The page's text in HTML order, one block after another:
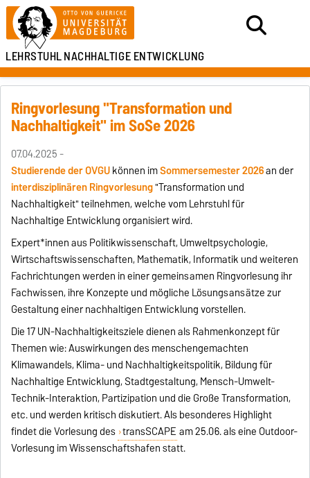
LEHRSTUHLNACHHALTIGE ENTWICKLUNG
Ringvorlesung "Transformation und
Nachhaltigkeit" im SoSe 2026
07.04.2025 -
Studierende der OVGUkönnen imSommersemester 2026an der
interdisziplinären Ringvorlesung"Transformation und
Nachhaltigkeit" teilnehmen, welche vom Lehrstuhl für
Nachhaltige Entwicklung organisiert wird.
Expert*innen aus Politikwissenschaft, Umweltpsychologie,
Wirtschaftswissenschaften, Mathematik, Informatik und weiteren
Fachrichtungen werden in einer gemeinsamen Ringvorlesung ihr
Fachwissen, ihre Konzepte und mögliche Lösungsansätze zur
Gestaltung einer nachhaltigen Entwicklung vorstellen.
Die 17 UN-Nachhaltigkeitsziele dienen als Rahmenkonzept für
Themen wie: Auswirkungen des menschengemachten
Klimawandels, Klima- und Nachhaltigkeitspolitik, Bildung für
Nachhaltige Entwicklung, Stadtgestaltung, Mensch-Umwelt-
Technik-Interaktion, Partizipation und die Große Transformation,
etc. und werden kritisch diskutiert. Als besonderes Highlight
findet die Vorlesung des transSCAPE am 25.06. als eine Outdoor-
Vorlesung im Wissenschaftshafen statt.